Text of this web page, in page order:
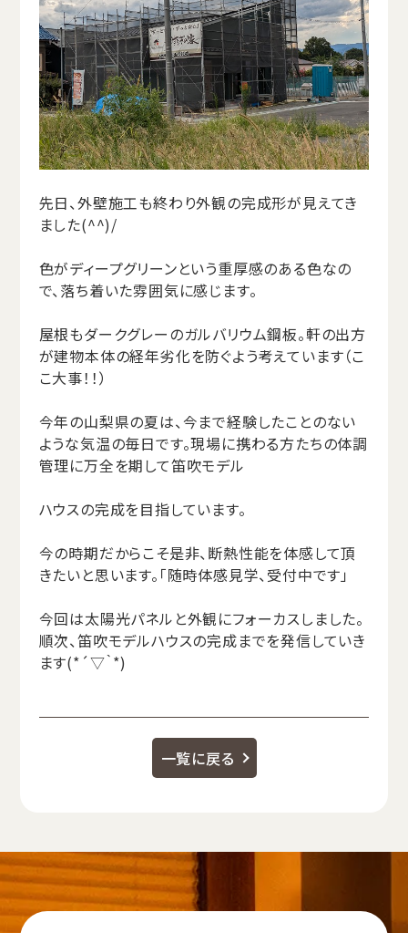
先日、外壁施工も終わり外観の完成形が見えてき
ました(^^)/
色がディープグリーンという重厚感のある色なの
で、落ち着いた雰囲気に感じます。
屋根もダークグレーのガルバリウム鋼板。軒の出方
が建物本体の経年劣化を防ぐよう考えています（こ
こ大事！！）
今年の山梨県の夏は、今まで経験したことのない
ような気温の毎日です。現場に携わる方たちの体調
管理に万全を期して笛吹モデル
ハウスの完成を目指しています。
今の時期だからこそ是非、断熱性能を体感して頂
きたいと思います。「随時体感見学、受付中です」
今回は太陽光パネルと外観にフォーカスしました。
順次、笛吹モデルハウスの完成までを発信していき
ます(*´▽｀*)
一覧に戻る